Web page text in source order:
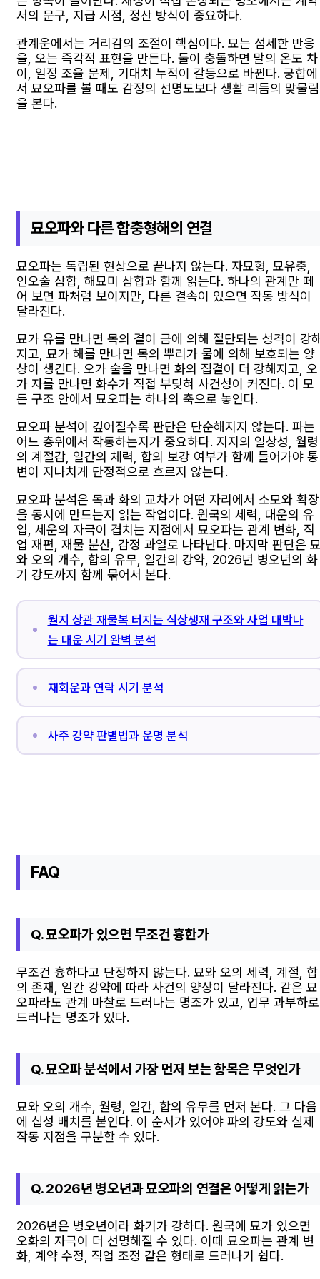
서의 문구, 지급 시점, 정산 방식이 중요하다.
관계운에서는 거리감의 조절이 핵심이다. 묘는 섬세한 반응
을, 오는 즉각적 표현을 만든다. 둘이 충돌하면 말의 온도 차
이, 일정 조율 문제, 기대치 누적이 갈등으로 바뀐다. 궁합에
서 묘오파를 볼 때도 감정의 선명도보다 생활 리듬의 맞물림
을 본다.
묘오파와 다른 합충형해의 연결
묘오파는 독립된 현상으로 끝나지 않는다. 자묘형, 묘유충,
인오술 삼합, 해묘미 삼합과 함께 읽는다. 하나의 관계만 떼
어 보면 파처럼 보이지만, 다른 결속이 있으면 작동 방식이
달라진다.
묘가 유를 만나면 목의 결이 금에 의해 절단되는 성격이 강
지고, 묘가 해를 만나면 목의 뿌리가 물에 의해 보호되는 양
상이 생긴다. 오가 술을 만나면 화의 집결이 더 강해지고, 오
가 자를 만나면 화수가 직접 부딪혀 사건성이 커진다. 이 모
든 구조 안에서 묘오파는 하나의 축으로 놓인다.
묘오파 분석이 깊어질수록 판단은 단순해지지 않는다. 파는
어느 층위에서 작동하는지가 중요하다. 지지의 일상성, 월령
의 계절감, 일간의 체력, 합의 보강 여부가 함께 들어가야 통
변이 지나치게 단정적으로 흐르지 않는다.
묘오파 분석은 목과 화의 교차가 어떤 자리에서 소모와 확장
을 동시에 만드는지 읽는 작업이다. 원국의 세력, 대운의 유
입, 세운의 자극이 겹치는 지점에서 묘오파는 관계 변화, 직
업 재편, 재물 분산, 감정 과열로 나타난다. 마지막 판단은
와 오의 개수, 합의 유무, 일간의 강약, 2026년 병오년의 화
기 강도까지 함께 묶어서 본다.
월지 상관 재물복 터지는 식상생재 구조와 사업 대박나
는 대운 시기 완벽 분석
재회운과 연락 시기 분석
사주 강약 판별법과 운명 분석
FAQ
Q. 묘오파가 있으면 무조건 흉한가
무조건 흉하다고 단정하지 않는다. 묘와 오의 세력, 계절, 합
의 존재, 일간 강약에 따라 사건의 양상이 달라진다. 같은 묘
오파라도 관계 마찰로 드러나는 명조가 있고, 업무 과부하로
드러나는 명조가 있다.
Q. 묘오파 분석에서 가장 먼저 보는 항목은 무엇인가
묘와 오의 개수, 월령, 일간, 합의 유무를 먼저 본다. 그 다음
에 십성 배치를 붙인다. 이 순서가 있어야 파의 강도와 실제
작동 지점을 구분할 수 있다.
Q. 2026년 병오년과 묘오파의 연결은 어떻게 읽는가
2026년은 병오년이라 화기가 강하다. 원국에 묘가 있으면
오화의 자극이 더 선명해질 수 있다. 이때 묘오파는 관계 변
화, 계약 수정, 직업 조정 같은 형태로 드러나기 쉽다.